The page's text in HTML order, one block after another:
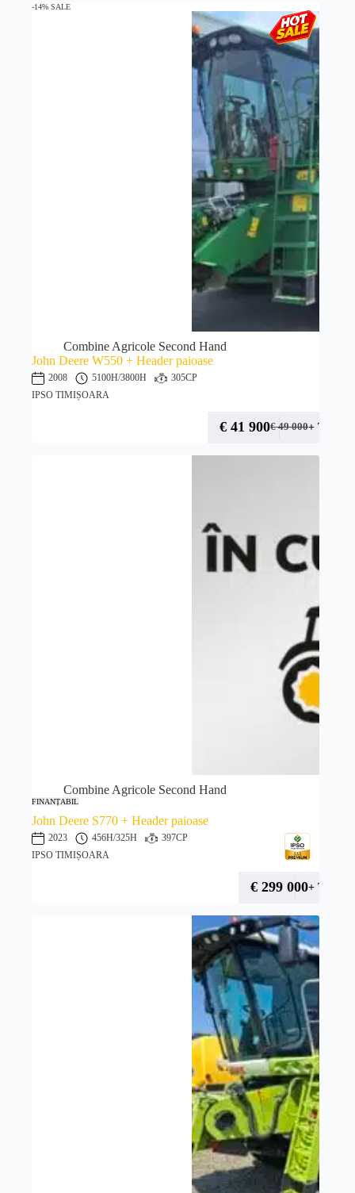
-14% SALE
Combine Agricole Second Hand
John Deere W550 + Header paioase
2008 5100H/3800H
305CP
IPSO TIMIȘOARA
€49 000
€ 41 900 + TVA
Combine Agricole Second Hand
FINANȚABIL
John Deere S770 + Header paioase
2023 456H/325H
397CP
IPSO TIMIȘOARA
€ 299 000+ TVA